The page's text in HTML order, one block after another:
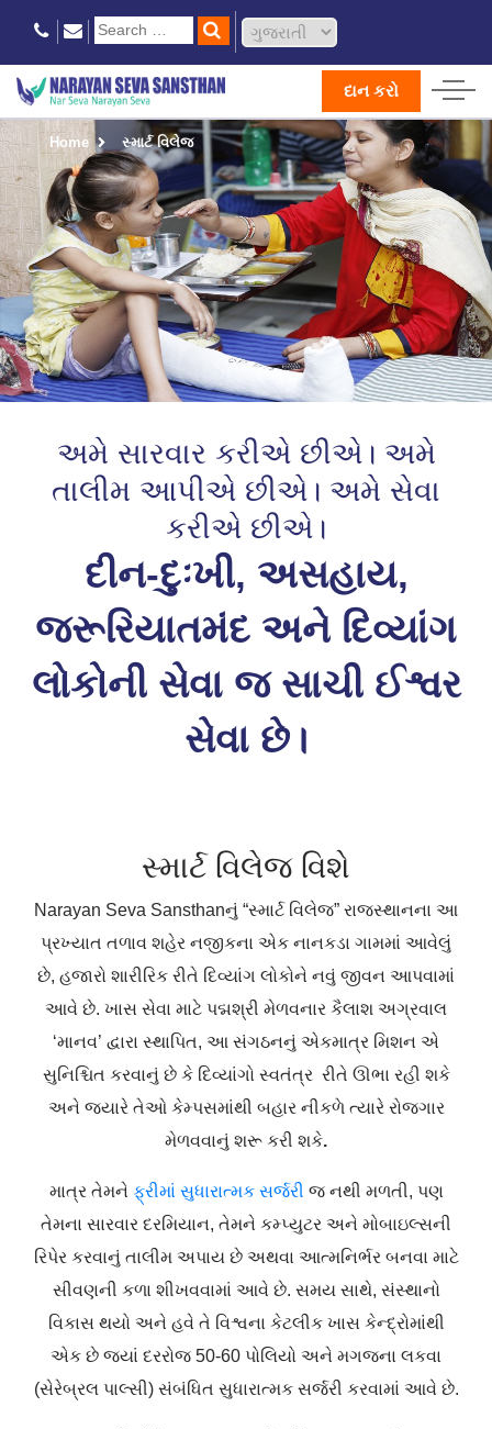
દાન કરો
Home સ્માર્ટ વિલેજ
અમે સારવાર કરીએ છીએ। અમે
તાલીમ આપીએ છીએ। અમે સેવા
કરીએ છીએ।
દીન-દુઃખી, અસહાય,
જરૂરિયાતમંદ અને દિવ્યાંગ
લોકોની સેવા જ સાચી ઈશ્વર
સેવા છે।
સ્માર્ટ વિલેજ વિશે
Narayan Seva Sansthanનું “સ્માર્ટ વિલેજ” રાજસ્થાનના આ
પ્રખ્યાત તળાવ શહેર નજીકના એક નાનકડા ગામમાં આવેલું
છે, હજારો શારીરિક રીતે દિવ્યાંગ લોકોને નવું જીવન આપવામાં
આવે છે. ખાસ સેવા માટે પદ્મશ્રી મેળવનાર કૈલાશ અગ્રવાલ
‘માનવ’ દ્વારા સ્થાપિત, આ સંગઠનનું એકમાત્ર મિશન એ
સુનિશ્ચિત કરવાનું છે કે દિવ્યાંગો સ્વતંત્ર રીતે ઊભા રહી શકે
અને જ્યારે તેઓ કેમ્પસમાંથી બહાર નીકળે ત્યારે રોજગાર
મેળવવાનું શરૂ કરી શકે.
માત્ર તેમને ફ્રીમાં સુધારાત્મક સર્જરી જ નથી મળતી, પણ
તેમના સારવાર દરમિયાન, તેમને કમ્પ્યુટર અને મોબાઇલ્સની
રિપેર કરવાનું તાલીમ અપાય છે અથવા આત્મનિર્ભર બનવા માટે
સીવણની કળા શીખવવામાં આવે છે. સમય સાથે, સંસ્થાનો
વિકાસ થયો અને હવે તે વિશ્વના કેટલીક ખાસ કેન્દ્રોમાંથી
એક છે જ્યાં દરરોજ 50-60 પોલિયો અને મગજના લકવા
(સેરેબ્રલ પાલ્સી) સંબંધિત સુધારાત્મક સર્જરી કરવામાં આવે છે.